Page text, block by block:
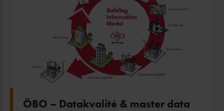
ÖBO – Datakvalité & master data